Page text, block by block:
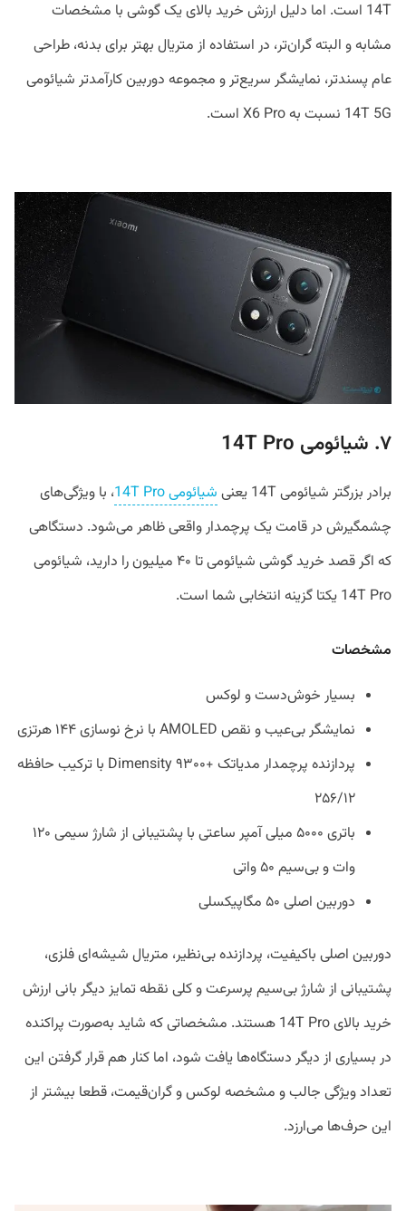
14T است. اما دلیل ارزش خرید بالای یک گوشی با مشخصات
مشابه و البته گران‌تر، در استفاده از متریال بهتر برای بدنه، طراحی
عام پسندتر، نمایشگر سریع‌تر و مجموعه دوربین کارآمدتر شیائومی
14T 5G نسبت به X6 Pro است.
۷. شیائومی 14T Pro
برادر بزرگتر شیائومی 14T یعنی شیائومی 14T Pro
، با ویژگی‌های
چشمگیرش در قامت یک پرچمدار واقعی ظاهر می‌شود. دستگاهی
که اگر قصد خرید گوشی شیائومی تا ۴۰ میلیون را دارید، شیائومی
14T Pro یکتا گزینه انتخابی شما است.
مشخصات
بسیار خوش‌دست و لوکس
نمایشگر بی‌عیب و نقص AMOLED با نرخ نوسازی ۱۴۴ هرتزی
پردازنده پرچمدار مدیاتک +Dimensity ۹۳۰۰ با ترکیب حافظه
۲۵۶/۱۲
باتری ۵۰۰۰ میلی آمپر ساعتی با پشتیبانی از شارژ سیمی ۱۲۰
وات و بی‌سیم ۵۰ واتی
دوربین اصلی ۵۰ مگاپیکسلی
دوربین اصلی باکیفیت، پردازنده بی‌نظیر، متریال شیشه‌ای فلزی،
پشتیبانی از شارژ بی‌سیم پرسرعت و کلی نقطه تمایز دیگر بانی ارزش
خرید بالای 14T Pro هستند. مشخصاتی که شاید به‌صورت پراکنده
در بسیاری از دیگر دستگاه‌ها یافت شود، اما کنار هم قرار گرفتن این
تعداد ویژگی جالب و مشخصه لوکس و گران‌قیمت، قطعا بیشتر از
این حرف‌ها می‌ارزد.